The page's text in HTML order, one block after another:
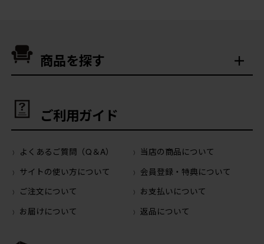
商品を探す
ご利用ガイド
よくあるご質問（Q＆A）
当店の商品について
サイトの使い方について
会員登録・特典について
ご注文について
お支払いについて
お届けについて
返品について